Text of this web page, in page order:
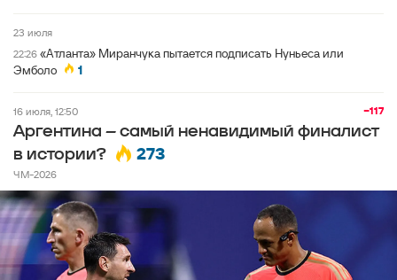
23 июля
22:26 «Атланта» Миранчука пытается подписать Нуньеса или
Эмболо
1
−117
16 июля, 12:50
Аргентина – самый ненавидимый финалист
в истории?
273
ЧМ-2026